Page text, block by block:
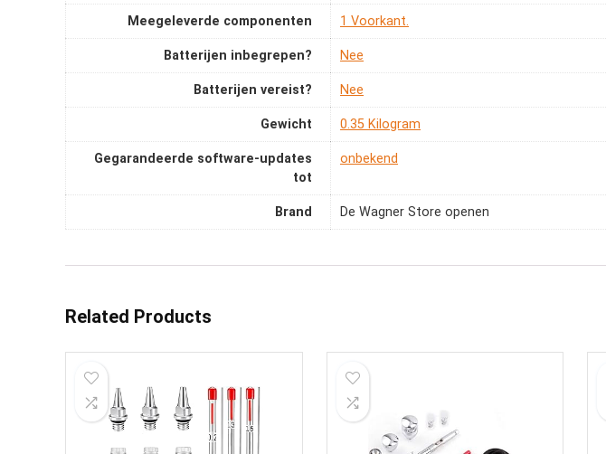
Meegeleverde componenten ‎1 Voorkant.
Batterijen inbegrepen? ‎Nee
Batterijen vereist? ‎Nee
Gewicht ‎0.35 Kilogram
Gegarandeerde software-updates
tot
‎onbekend
Brand De Wagner Store openen
Related Products